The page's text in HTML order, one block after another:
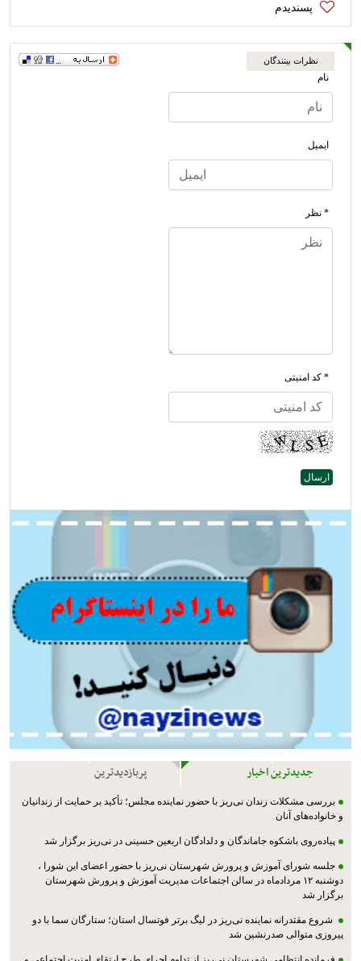
نظرات بینندگان
نام
ایمیل
* نظر
* کد امنیتی
جدیدترین اخبار پربازدیدترین
بررسی مشکلات زندان نی‌ریز با حضور نماینده مجلس؛ تأکید بر حمایت از زندانیان
و خانواده‌های آنان
پیاده‌روی باشکوه جاماندگان و دلدادگان اربعین حسینی در نی‌ریز برگزار شد
جلسه شورای آموزش و پرورش شهرستان نی‌ریز با حضور اعضای این شورا ،
دوشنبه ۱۲ مردادماه در سالن اجتماعات مدیریت آموزش و پرورش شهرستان
برگزار شد
شروع مقتدرانه نماینده نی‌ریز در لیگ برتر فوتسال استان؛ ستارگان سما با دو
پیروزی متوالی صدرنشین شد